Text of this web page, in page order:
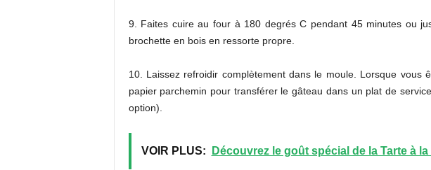
9. Faites cuire au four à 180 degrés C pendant 45 minutes ou
brochette en bois en ressorte propre.
10. Laissez refroidir complètement dans le moule. Lorsque vous
papier parchemin pour transférer le gâteau dans un plat de
option).
VOIR PLUS: Découvrez le goût spécial de la Tarte à